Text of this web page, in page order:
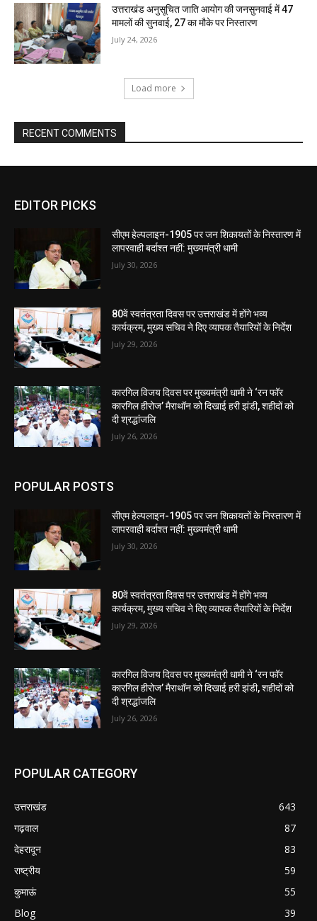
उत्तराखंड अनुसूचित जाति आयोग की जनसुनवाई में 47
मामलों की सुनवाई, 27 का मौके पर निस्तारण
July 24, 2026
Load more
RECENT COMMENTS
EDITOR PICKS
सीएम हेल्पलाइन-1905 पर जन शिकायतों के निस्तारण में
लापरवाही बर्दाश्त नहीं: मुख्यमंत्री धामी
July 30, 2026
80वें स्वतंत्रता दिवस पर उत्तराखंड में होंगे भव्य
कार्यक्रम, मुख्य सचिव ने दिए व्यापक तैयारियों के निर्देश
July 29, 2026
कारगिल विजय दिवस पर मुख्यमंत्री धामी ने ‘रन फॉर
कारगिल हीरोज’ मैराथॉन को दिखाई हरी झंडी, शहीदों को
दी श्रद्धांजलि
July 26, 2026
POPULAR POSTS
सीएम हेल्पलाइन-1905 पर जन शिकायतों के निस्तारण में
लापरवाही बर्दाश्त नहीं: मुख्यमंत्री धामी
July 30, 2026
80वें स्वतंत्रता दिवस पर उत्तराखंड में होंगे भव्य
कार्यक्रम, मुख्य सचिव ने दिए व्यापक तैयारियों के निर्देश
July 29, 2026
कारगिल विजय दिवस पर मुख्यमंत्री धामी ने ‘रन फॉर
कारगिल हीरोज’ मैराथॉन को दिखाई हरी झंडी, शहीदों को
दी श्रद्धांजलि
July 26, 2026
POPULAR CATEGORY
उत्तराखंड
643
गढ़वाल
87
देहरादून
83
राष्ट्रीय
59
कुमाऊं
55
Blog
39